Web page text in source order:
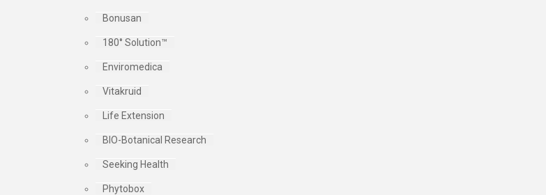
Bonusan
180° Solution™
Enviromedica
Vitakruid
Life Extension
BIO-Botanical Research
Seeking Health
Phytobox